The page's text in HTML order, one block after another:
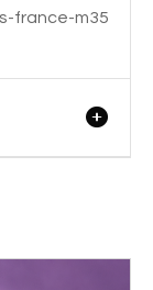
france-m35